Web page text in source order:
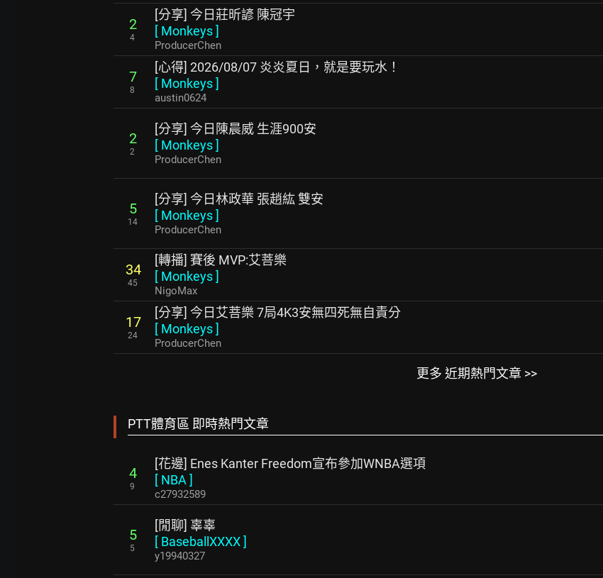
2
4
[分享] 今日莊昕諺 陳冠宇
[ Monkeys]
ProducerChen
7
8
[心得] 2026/08/07 炎炎夏日，就是要玩水！
[ Monkeys]
austin0624
2
2
[分享] 今日陳晨威 生涯900安
[ Monkeys]
ProducerChen
5
14
[分享] 今日林政華 張趙紘 雙安
[ Monkeys]
ProducerChen
34
45
[轉播] 賽後 MVP:艾菩樂
[ Monkeys]
NigoMax
17
24
[分享] 今日艾菩樂 7局4K3安無四死無自責分
[ Monkeys]
ProducerChen
更多 近期熱門文章 >>
PTT體育區 即時熱門文章
4
9
[花邊] Enes Kanter Freedom宣布參加WNBA選項
[ NBA ]
c27932589
5
5
[閒聊] 辜辜
[ BaseballXXXX]
y19940327